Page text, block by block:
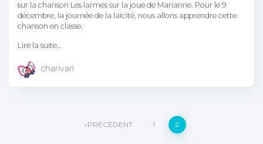
sur la chanson Les larmes sur la joue de Marianne. Pour le 9
décembre, la journée de la laïcité, nous allons apprendre cette
chanson en classe.
Lire la suite…
charivari
PaginationPRÉCÉDENT 1 2